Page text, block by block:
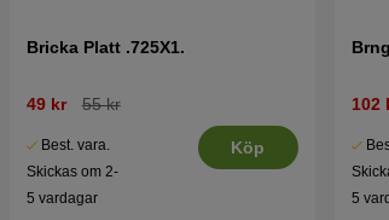
Bricka Platt .725X1.
49 kr 55 kr
Best. vara.
Skickas om 2-
5 vardagar
Köp
102
5